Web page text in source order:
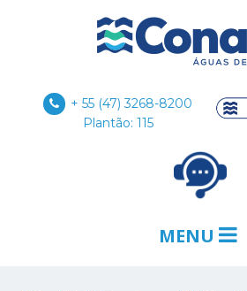
+ 55 (47) 3268-8200
Plantão: 115
MENU